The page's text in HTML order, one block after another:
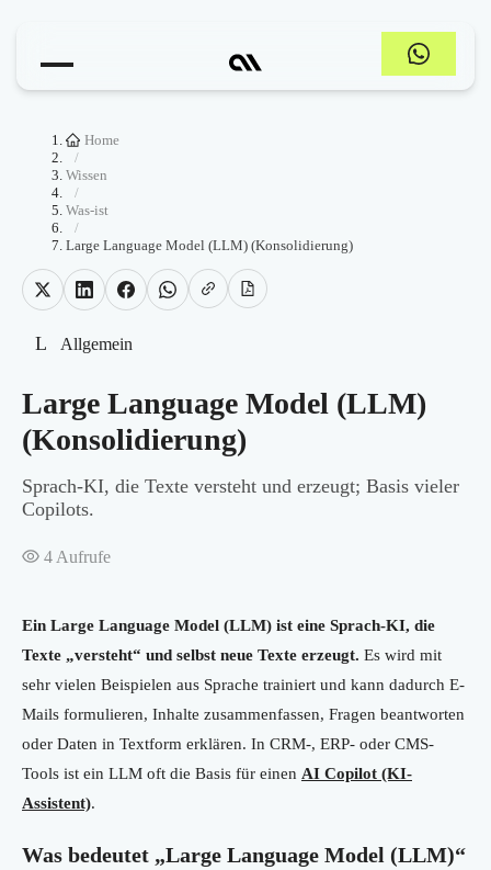
Home
/
Wissen
/
Was-ist
/
Large Language Model (LLM) (Konsolidierung)
L Allgemein
Large Language Model (LLM)
(Konsolidierung)
Sprach-KI, die Texte versteht und erzeugt; Basis vieler
Copilots.
4 Aufrufe
Ein Large Language Model (LLM) ist eine Sprach-KI, die
Texte „versteht“ und selbst neue Texte erzeugt. Es wird mit
sehr vielen Beispielen aus Sprache trainiert und kann dadurch E-
Mails formulieren, Inhalte zusammenfassen, Fragen beantworten
oder Daten in Textform erklären. In CRM-, ERP- oder CMS-
Tools ist ein LLM oft die Basis für einen AI Copilot (KI-
Assistent).
Was bedeutet „Large Language Model (LLM)“